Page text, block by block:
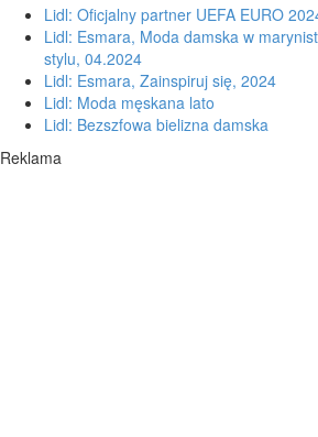
Lidl: Oficjalny partner UEFA EURO
Lidl: Esmara, Moda damska w
stylu, 04.2024
Lidl: Esmara, Zainspiruj się, 2024
Lidl: Moda męskana lato
Lidl: Bezszfowa bielizna damska
Reklama